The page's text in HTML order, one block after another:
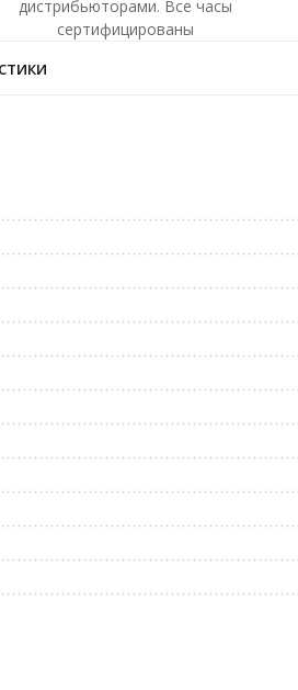
дистрибьюторами. Все часы
сертифицированы